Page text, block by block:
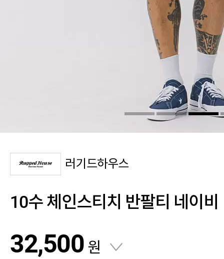
러기드하우스
10수 체인스티치 반팔티 네이비
32,500 원